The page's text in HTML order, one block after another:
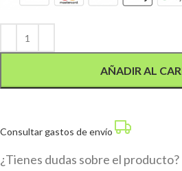
AÑADIR AL
Consultar gastos de envío
¿Tienes dudas sobre el